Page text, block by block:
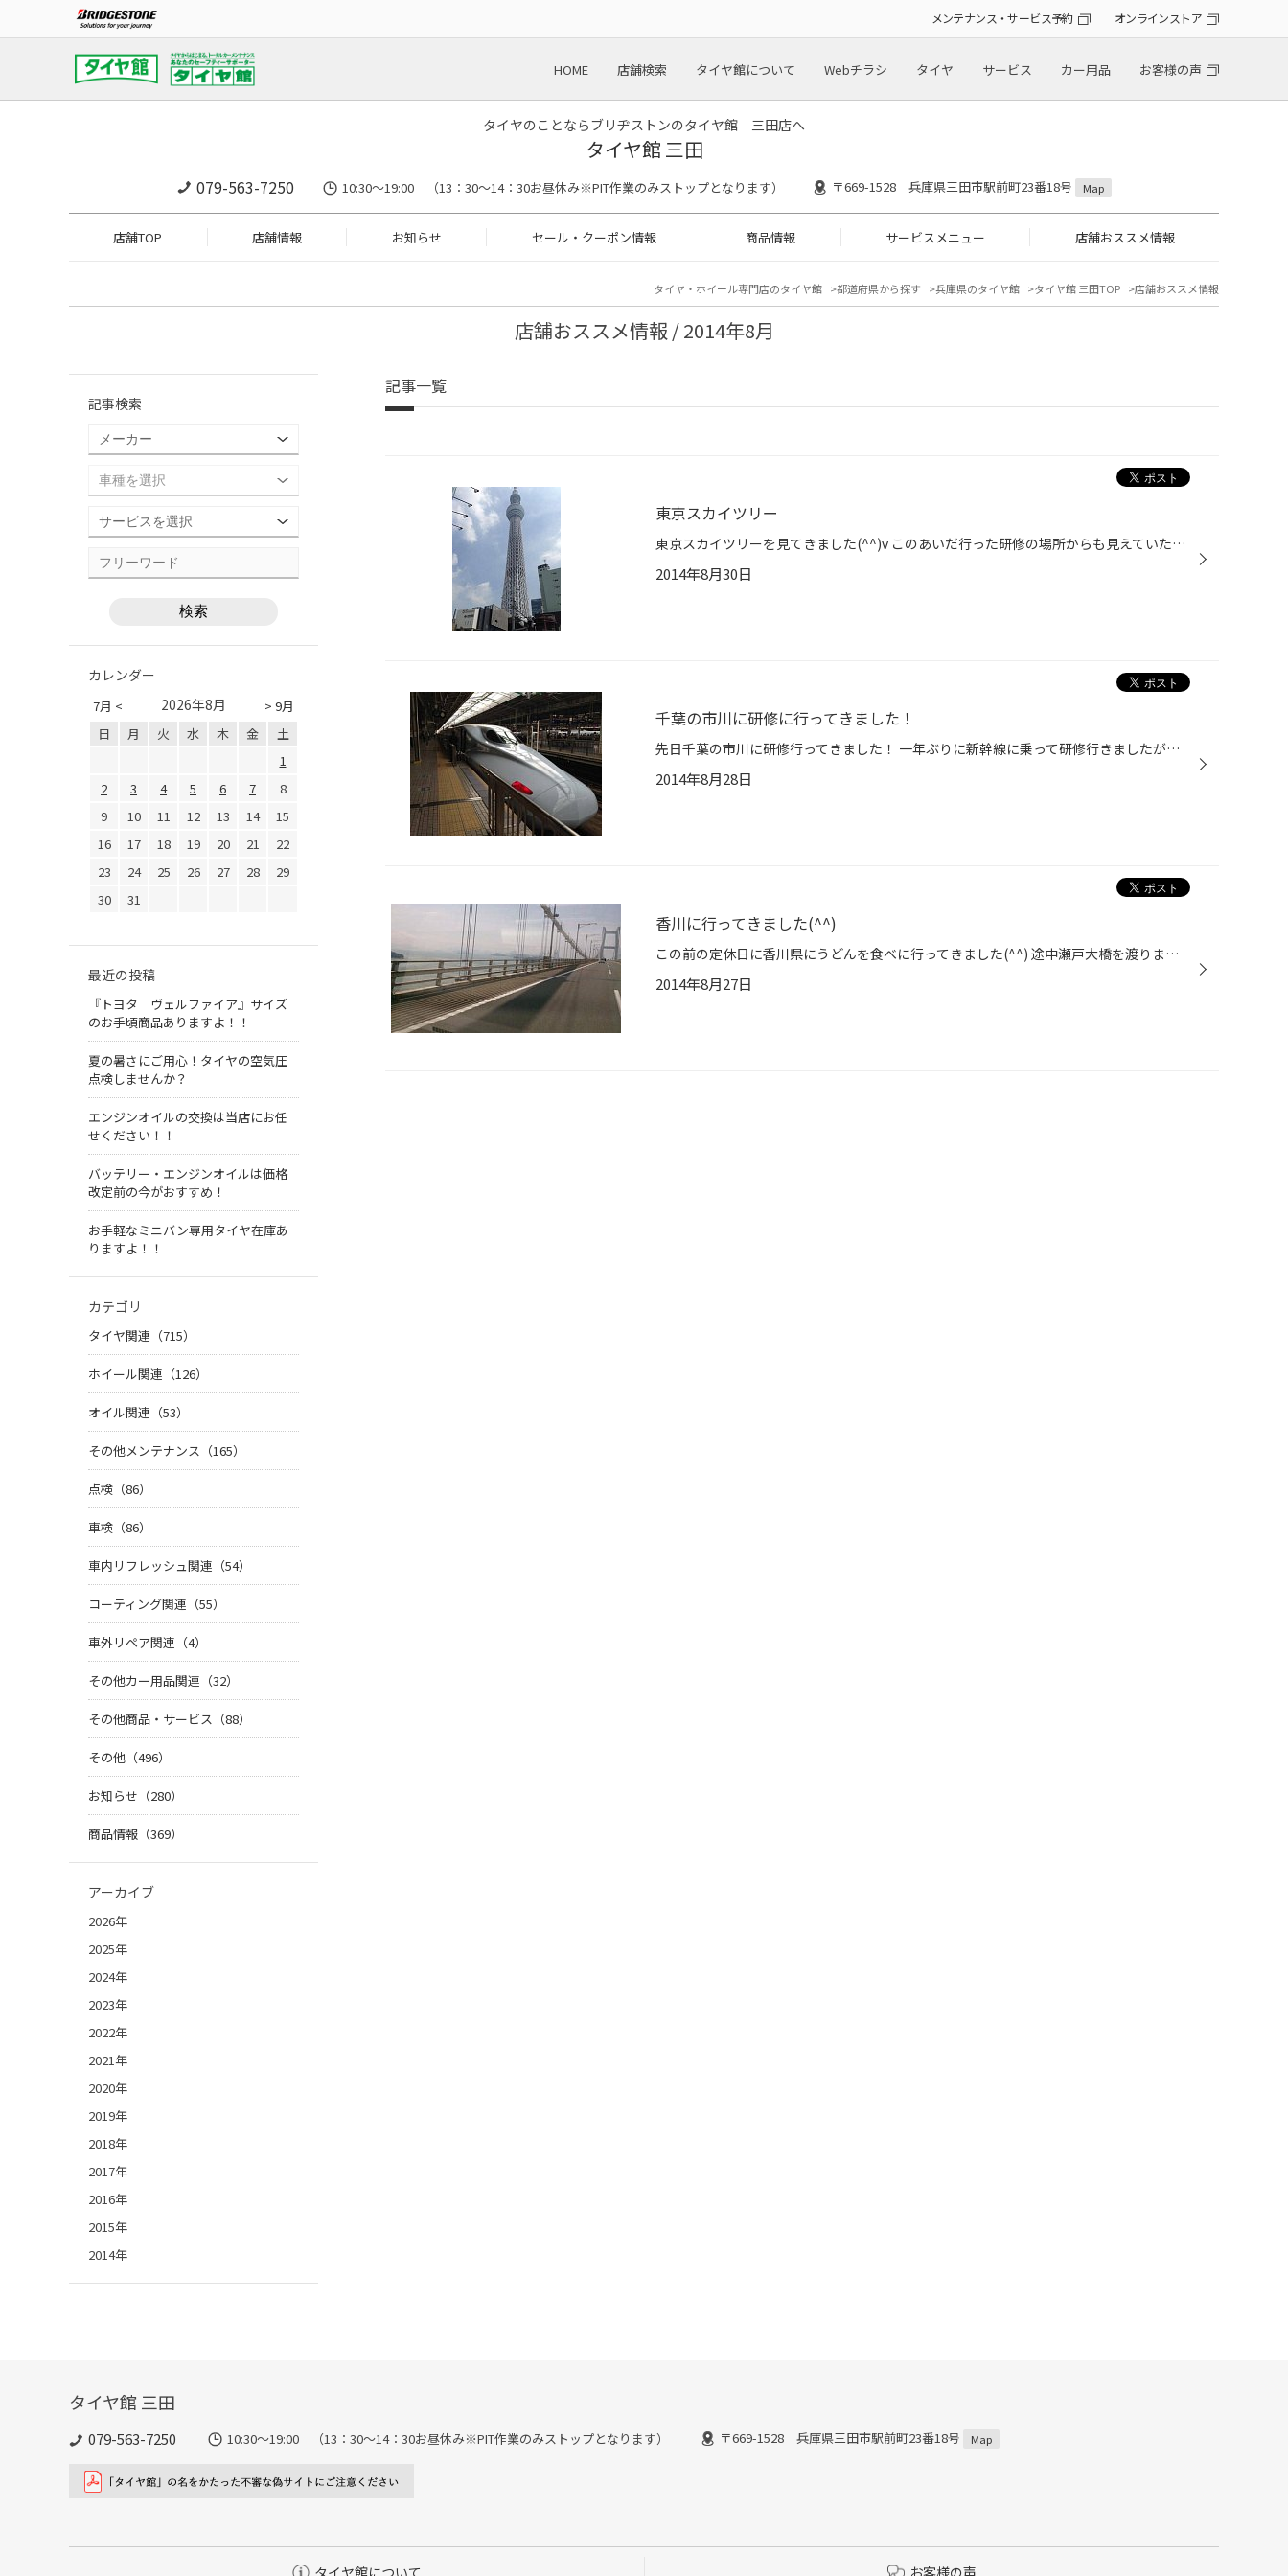
メンテナンス・サービス予約 オンラインストア
HOME 店舗検索 タイヤ館について Webチラシ タイヤ サービス カー用品 お客様の声
タイヤのことならブリヂストンのタイヤ館 三田店へ
タイヤ館 三田
079-563-7250 10:30～19:00 （13：30～14：30お昼休み※PIT作業のみストップとなります） 〒669-1528 兵庫県三田市駅前町23番18号 Map
店舗TOP 店舗情報 お知らせ セール・クーポン情報 商品情報 サービスメニュー 店舗おススメ情報
タイヤ・ホイール専門店のタイヤ館 都道府県から探す 兵庫県のタイヤ館 タイヤ館 三田TOP 店舗おススメ情報
店舗おススメ情報 / 2014年8月
記事一覧
東京スカイツリー
東京スカイツリーを見てきました(^^)v このあいだ行った研修の場所からも見えていた東京スカイツリー！！ 生きている間に一度は行こうと思っていたのが叶いました！！ あまりに高すぎて下からだと写真に入りきりませんでした(^_^;) 今度行く機会があれば、今回は展望台には登っていないので、登って...
2014年8月30日
千葉の市川に研修に行ってきました！
先日千葉の市川に研修行ってきました！ 一年ぶりに新幹線に乗って研修行きましたが、やっぱり楽ですね！ ただ、家の最寄からの出発だったので、朝の5時に起きだったので眠気がすごかったです・・・ それに加え、頂き物の自分の名刺だけが入った名刺入れを落としてしまいました・・・ みなさんも落し...
2014年8月28日
香川に行ってきました(^^)
この前の定休日に香川県にうどんを食べに行ってきました(^^) 途中瀬戸大橋を渡りましたが、風が強くちょっと怖かったですね。（笑） うどんの方はというと、写真を撮るのを忘れていました。（笑） ちなみに味はとても美味しかったです(^^)v うどん好きの僕としてはドライブがてらに香川県に行くのは...
2014年8月27日
記事検索
カレンダー
7月 < > 9月
2026年8月
日 月 火 水 木 金
土
1
2
3 4 5 6 7
8
9
10 11 12 13 14
15
16
17 18 19 20 21
22
23
24 25 26 27 28
29
30
31
最近の投稿
『トヨタ ヴェルファイア』サイズ
のお手頃商品ありますよ！！
夏の暑さにご用心！タイヤの空気圧
点検しませんか？
エンジンオイルの交換は当店にお任
せください！！
バッテリー・エンジンオイルは価格
改定前の今がおすすめ！
お手軽なミニバン専用タイヤ在庫あ
りますよ！！
カテゴリ
タイヤ関連（715）
ホイール関連（126）
オイル関連（53）
その他メンテナンス（165）
点検（86）
車検（86）
車内リフレッシュ関連（54）
コーティング関連（55）
車外リペア関連（4）
その他カー用品関連（32）
その他商品・サービス（88）
その他（496）
お知らせ（280）
商品情報（369）
アーカイブ
2026年
2025年
2024年
2023年
2022年
2021年
2020年
2019年
2018年
2017年
2016年
2015年
2014年
タイヤ館 三田
079-563-7250 10:30～19:00 （13：30～14：30お昼休み※PIT作業のみストップとなります） 〒669-1528 兵庫県三田市駅前町23番18号 Map
タイヤ館について お客様の声